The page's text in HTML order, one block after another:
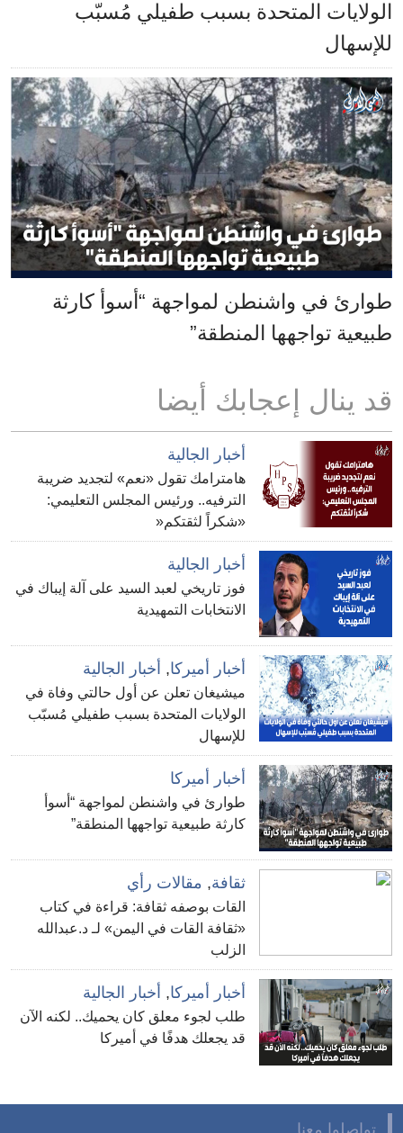
الولايات المتحدة بسبب طفيلي مُسبّب
للإسهال
طوارئ في واشنطن لمواجهة “أسوأ كارثة
طبيعية تواجهها المنطقة”
قد ينال إعجابك أيضا
أخبار الجالية
هامترامك تقول «نعم» لتجديد ضريبة
الترفيه.. ورئيس المجلس التعليمي:
«شكراً لثقتكم«
أخبار الجالية
فوز تاريخي لعبد السيد على آلة إيباك في
الانتخابات التمهيدية
أخبار أميركا, أخبار الجالية
ميشيغان تعلن عن أول حالتي وفاة في
الولايات المتحدة بسبب طفيلي مُسبّب
للإسهال
أخبار أميركا
طوارئ في واشنطن لمواجهة “أسوأ
كارثة طبيعية تواجهها المنطقة”
ثقافة, مقالات رأي
القات بوصفه ثقافة: قراءة في كتاب
«ثقافة القات في اليمن» لـ د.عبدالله
الزلب
أخبار أميركا, أخبار الجالية
طلب لجوء معلق كان يحميك.. لكنه الآن
قد يجعلك هدفًا في أميركا